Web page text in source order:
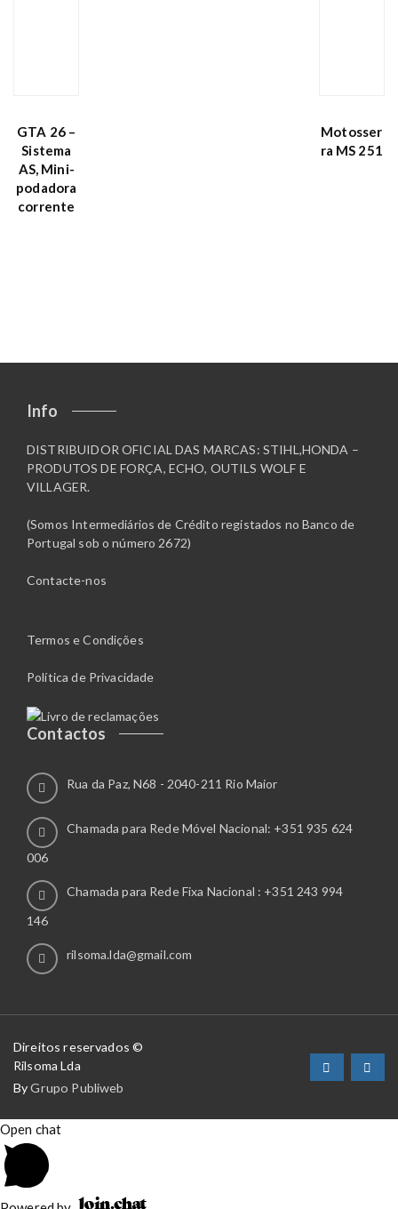
GTA 26 –
Sistema
AS, Mini-
podadora
corrente
Motosser
ra MS 251
Info
DISTRIBUIDOR OFICIAL DAS MARCAS: STIHL,HONDA –
PRODUTOS DE FORÇA, ECHO, OUTILS WOLF E
VILLAGER.
(Somos Intermediários de Crédito registados no Banco de
Portugal sob o número 2672)
Contacte-nos
Termos e Condições
Política de Privacidade
Contactos
Rua da Paz, N68 - 2040-211 Rio Maior
Chamada para Rede Móvel Nacional: +351 935 624
006
Chamada para Rede Fixa Nacional : +351 243 994
146
rilsoma.lda@gmail.com
Direitos reservados ©
Rilsoma Lda
ByGrupo Publiweb
Open chat